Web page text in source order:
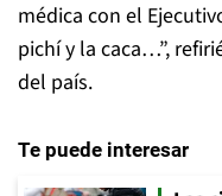
médica con el
pichí y la caca…”,
del país.
Te puede interesar